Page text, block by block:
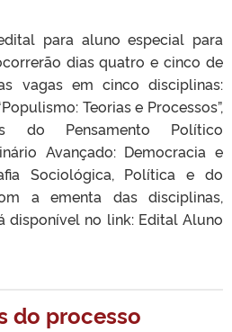
para aluno especial para
dias quatro e cinco de
vagas em cinco disciplinas:
Teorias e Processos”,
do Pensamento Político
Avançado: Democracia e
Sociológica, Política e do
a ementa das disciplinas,
disponível no link: Edital Aluno
do processo